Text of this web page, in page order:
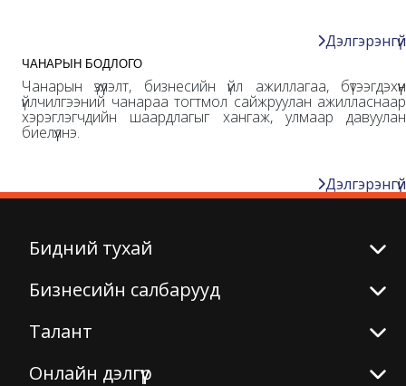
Дэлгэрэнгүй
ЧАНАРЫН БОДЛОГО
Чанарын үзүүлэлт, бизнесийн үйл ажиллагаа, бүтээгдэхүүн
үйлчилгээний чанараа тогтмол сайжруулан ажилласнаар
хэрэглэгчдийн шаардлагыг хангаж, улмаар давуулан
биелүүлнэ.
Дэлгэрэнгүй
Бидний тухай
Бизнесийн салбарууд
Талант
Онлайн дэлгүүр